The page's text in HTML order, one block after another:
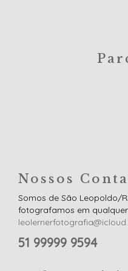
Nossos
Somos de São Leopoldo/
fotografamos em
51 99999 9594